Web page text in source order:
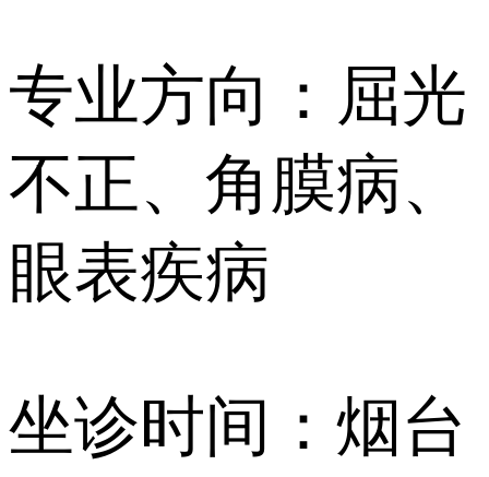
专业方向：屈光
不正、角膜病、
眼表疾病
坐诊时间：烟台